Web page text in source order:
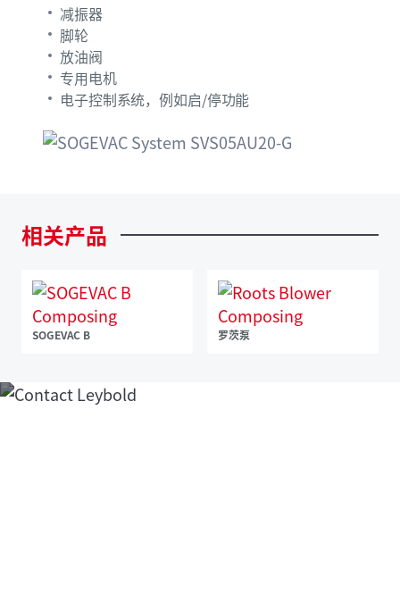
减振器
脚轮
放油阀
专用电机
电子控制系统，例如启/停功能
相关产品
SOGEVAC B 罗茨泵